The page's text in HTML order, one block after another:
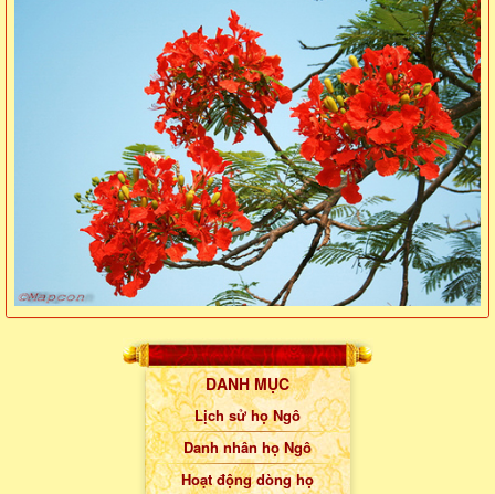
DANH MỤC
Lịch sử họ Ngô
Danh nhân họ Ngô
Hoạt động dòng họ